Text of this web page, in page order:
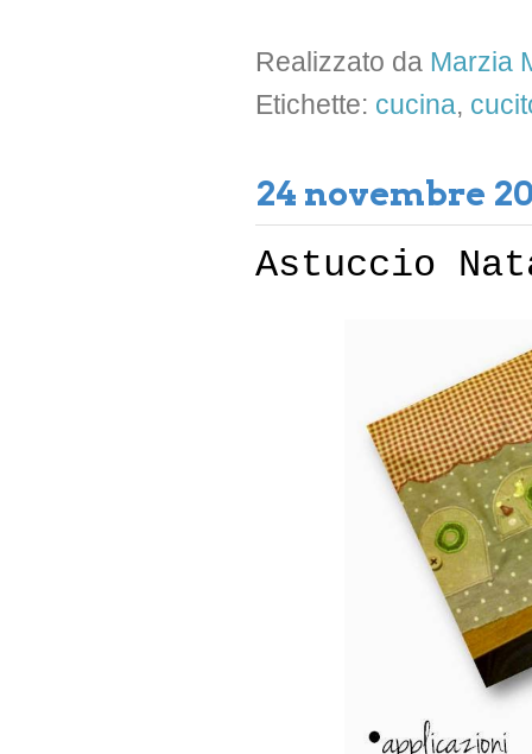
Realizzato da Marzia
Etichette: cucina,
24 novembre
Astuccio